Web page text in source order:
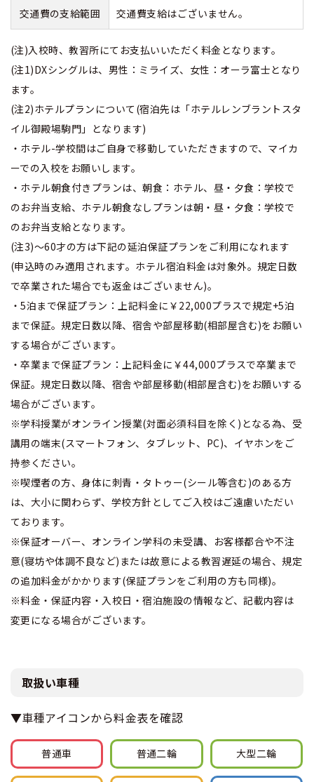
交通費の支給範囲 交通費支給はございません。
(注)入校時、教習所にてお支払いいただく料金となります。
(注1)DXシングルは、男性：ミライズ、女性：オーラ富士となり
ます。
(注2)ホテルプランについて(宿泊先は「ホテルレンブラントスタ
イル御殿場駒門」となります)
・ホテル-学校間はご自身で移動していただきますので、マイカ
ーでの入校をお願いします。
・ホテル朝食付きプランは、朝食：ホテル、昼・夕食：学校で
のお弁当支給、ホテル朝食なしプランは朝・昼・夕食：学校で
のお弁当支給となります。
(注3)～60才の方は下記の延泊保証プランをご利用になれます
(申込時のみ適用されます。ホテル宿泊料金は対象外。規定日数
で卒業された場合でも返金はございません)。
・5泊まで保証プラン：上記料金に￥22,000プラスで規定+5泊
まで保証。規定日数以降、宿舎や部屋移動(相部屋含む)をお願い
する場合がございます。
・卒業まで保証プラン：上記料金に￥44,000プラスで卒業まで
保証。規定日数以降、宿舎や部屋移動(相部屋含む)をお願いする
場合がございます。
※学科授業がオンライン授業(対面必須科目を除く)となる為、受
講用の端末(スマートフォン、タブレット、PC)、イヤホンをご
持参ください。
※喫煙者の方、身体に刺青・タトゥー(シール等含む)のある方
は、大小に関わらず、学校方針としてご入校はご遠慮いただい
ております。
※保証オーバー、オンライン学科の未受講、お客様都合や不注
意(寝坊や体調不良など)または故意による教習遅延の場合、規定
の追加料金がかかります(保証プランをご利用の方も同様)。
※料金・保証内容・入校日・宿泊施設の情報など、記載内容は
変更になる場合がございます。
取扱い車種
▼車種アイコンから料金表を確認
普通車 普通二輪 大型二輪